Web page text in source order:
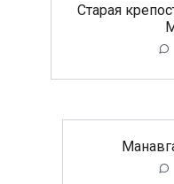
Старая